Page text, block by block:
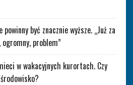
być znacznie wyższe. „Już za
problem”
w wakacyjnych kurortach. Czy